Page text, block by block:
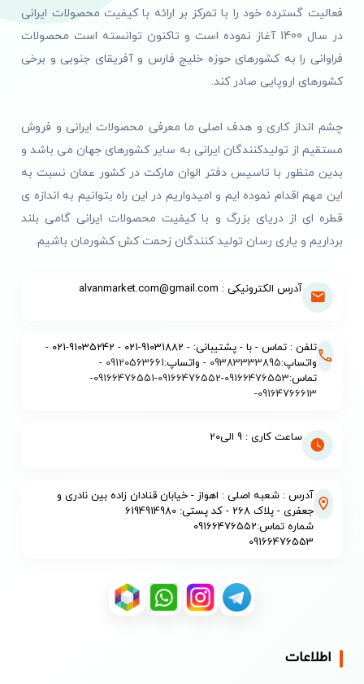
فعالیت گسترده خود را با تمرکز بر ارائه با کیفیت محصولات ایرانی
در سال 1400 آغاز نموده است و تاکنون توانسته است محصولات
فراوانی را به کشورهای حوزه خلیج فارس و آفریقای جنوبی و برخی
کشورهای اروپایی صادر کند.
چشم انداز کاری و هدف اصلی ما معرفی محصولات ایرانی و فروش
مستقیم از تولیدکنندگان ایرانی به سایر کشورهای جهان می باشد و
بدین منظور با تاسیس دفتر الوان مارکت در کشور عمان نسبت به
این مهم اقدام نموده ایم و امیدواریم در این راه بتوانیم به اندازه ی
قطره ای از دریای بزرگ و با کیفیت محصولات ایرانی گامی بلند
برداریم و یاری رسان تولید کنندگان زحمت کش کشورمان باشیم.
آدرس الکترونیکی : alvanmarket.com@gmail.com
تلفن : تماس - با - پشتیبانی: - 91031882-021 - 91035242-021 -
واتساپ:09383333895 - واتساپ:09120563661
-
تماس:09166476553
-
09166476552
-
09166476551
-
09164766613
-
ساعت کاری : 9 الی20
آدرس : شعبه اصلی : اهواز - خیابان قنادان زاده بین نادری و
جعفری - پلاک 268 - کد پستی: 6194914980
شماره تماس:09166476552
09166476553
اطلاعات